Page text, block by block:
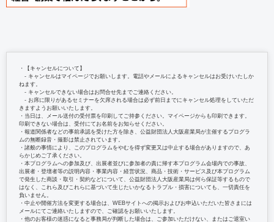
・【キャンセルについて】
‐ キャンセルはマイページでお願いします。電話やメールによるキャンセルはお受けいたしか
ねます。
‐ キャンセルできない場合はお問合せ先までご連絡ください。
‐ お席に限りがあるセミナーを欠席される場合は必ず前日までにキャンセル処理をしていただ
きますようお願いいたします。
・当日は、メール送付の受付票を印刷してご持参ください。マイページからも印刷できます。
印刷できない場合は、受付にてお名前をお知らせください。
・報道関係者などの事前承認を受けた方を除き、公益財団法人大阪産業局が主催するプログラ
ムの無断録音・撮影は禁止されています。
・諸般の事情により、このプログラムをやむを得ず変更又は中止する場合がありますので、あ
らかじめご了承ください。
・本プログラムへの参加及び、出展者並びに参加者の責に帰す本プログラム会場内での事故、
出展者・登壇者等の説明内容・事業内容・経営状況、商品・技術・サービス及び本プログラム
で発生した商談・取引・契約などについて、公益財団法人大阪産業局は何ら保証等するもので
はなく、これら及びこれらに基づいて生じたいかなるトラブル・損害についても、一切責任を
負いません。
・中止や開催方法を変更する場合は、WEBサイトへの掲示およびお申込いただいた皆さまには
メールにてご連絡いたしますので、ご確認をお願いいたします。
・他のお客様の迷惑になると事務局が判断した場合は、ご参加いただけない、またはご退室い